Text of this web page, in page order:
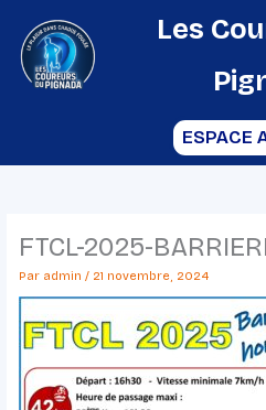
contenu
Les
ESPACE
FTCL-2025-
Par admin / 21 novembre, 2024